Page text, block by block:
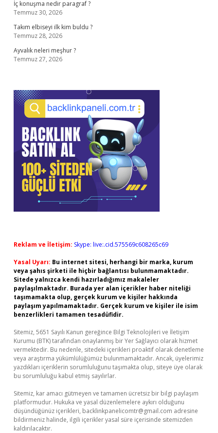
İç konuşma nedir paragraf ?
Temmuz 30, 2026
Takım elbiseyi ilk kim buldu ?
Temmuz 28, 2026
Ayvalık neleri meşhur ?
Temmuz 27, 2026
Reklam ve İletişim: Skype: live:.cid.575569c608265c69
Yasal Uyarı: Bu internet sitesi, herhangi bir marka, kurum
veya şahıs şirketi ile hiçbir bağlantısı bulunmamaktadır.
Sitede yalnızca kendi hazırladığımız makaleler
paylaşılmaktadır. Burada yer alan içerikler haber niteliği
taşımamakta olup, gerçek kurum ve kişiler hakkında
paylaşım yapılmamaktadır. Gerçek kurum ve kişiler ile isim
benzerlikleri tamamen tesadüfidir.
Sitemiz, 5651 Sayılı Kanun gereğince Bilgi Teknolojileri ve İletişim
Kurumu (BTK) tarafından onaylanmış bir Yer Sağlayıcı olarak hizmet
vermektedir. Bu nedenle, sitedeki içerikleri proaktif olarak denetleme
veya araştırma yükümlülüğümüz bulunmamaktadır. Ancak, üyelerimiz
yazdıkları içeriklerin sorumluluğunu taşımakta olup, siteye üye olarak
bu sorumluluğu kabul etmiş sayılırlar.
Sitemiz, kar amacı gütmeyen ve tamamen ücretsiz bir bilgi paylaşım
platformudur. Hukuka ve yasal düzenlemelere aykırı olduğunu
düşündüğünüz içerikleri, backlinkpanelicomtr@gmail.com adresine
bildirmeniz halinde, ilgili içerikler yasal süre içerisinde sitemizden
kaldırılacaktır.